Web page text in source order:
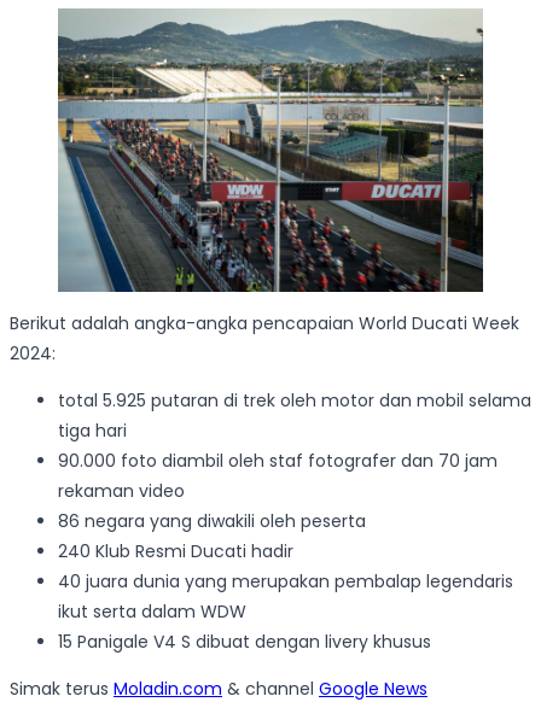
Berikut adalah angka-angka pencapaian World Ducati Week
2024:
total 5.925 putaran di trek oleh motor dan mobil selama
tiga hari
90.000 foto diambil oleh staf fotografer dan 70 jam
rekaman video
86 negara yang diwakili oleh peserta
240 Klub Resmi Ducati hadir
40 juara dunia yang merupakan pembalap legendaris
ikut serta dalam WDW
15 Panigale V4 S dibuat dengan livery khusus
Simak terus Moladin.com & channel Google News